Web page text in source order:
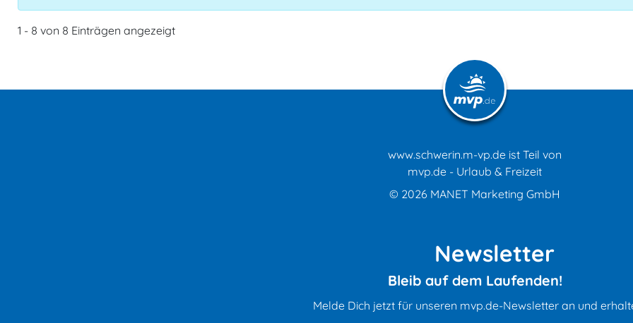
1 - 8 von 8 Einträgen angezeigt
www.schwerin.m-vp.de ist Teil von
mvp.de - Urlaub & Freizeit
© 2026 MANET Marketing GmbH
Newsletter
Bleib auf dem Laufenden!
Melde Dich jetzt für unseren mvp.de-Newsletter an und